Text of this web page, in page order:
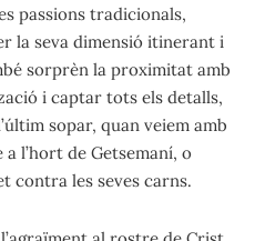
passions tradicionals,
la seva dimensió itinerant i
sorprèn la proximitat amb
i captar tots els detalls,
sopar, quan veiem amb
l’hort de Getsemaní, o
contra les seves carns.